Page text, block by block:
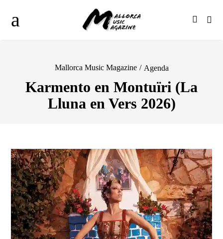
Mallorca Music Magazine / Agenda
Karmento en Montuïri (La
Lluna en Vers 2026)